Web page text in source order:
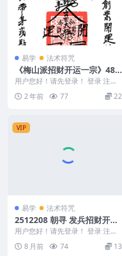
易学 法术符咒
《梅山派招财开运一宗》48
页
用户您好！请先登录！ 登录 注册
《梅山派招财开运一宗》48页 240
9142 年前 77 22
VIP
易学 法术符咒
2512208 朝寻 发兵招财开路
法 视频+课件
用户您好！请先登录！ 登录 注册
朝寻 发兵招财开路法 视频+课件 2
51220...
8 月前 74 13